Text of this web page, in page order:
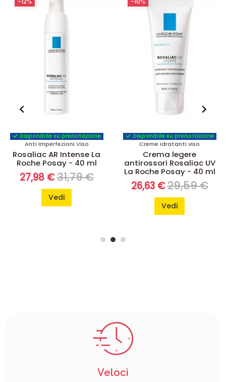
Disponibile su prenotazione
Anti Imperfezioni Viso
Rosaliac AR Intense La
Roche Posay - 40 ml
27,98 €31,79 €
Vedi
Disponibile su prenotazione
Creme idratanti viso
Crema legere
antirossori Rosaliac UV
La Roche Posay - 40 ml
26,63 €29,59 €
Vedi
Veloci